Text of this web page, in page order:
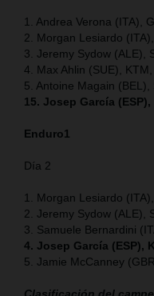
1. Andrea Verona (ITA),
2. Morgan Lesiardo
3. Jeremy Sydow (ALE),
4. Max Ahlin (SUE),
5. Antoine Magain
15. Josep García
Enduro1
Día 2
1. Morgan Lesiardo
2. Jeremy Sydow (ALE),
3. Samuele Bernardini
4. Josep García (ESP),
5. Jamie McCanney
Clasificación del